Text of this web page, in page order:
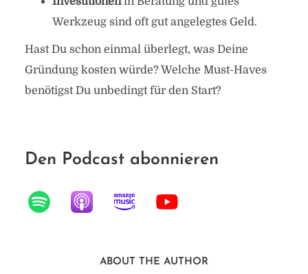
Werkzeug sind oft gut angelegtes Geld.
Hast Du schon einmal überlegt, was Deine
Gründung kosten würde? Welche Must-Haves
benötigst Du unbedingt für den Start?
Den Podcast abonnieren
ABOUT THE AUTHOR